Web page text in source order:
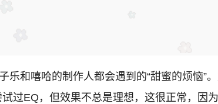
和嘻哈的制作人都会遇到的“甜蜜的烦恼”
过EQ，但效果不总是理想，这很正常，因